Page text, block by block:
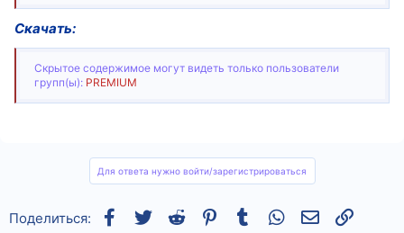
Скачать:
Скрытое содержимое могут видеть только пользователи
групп(ы): PREMIUM
Для ответа нужно войти/зарегистрироваться
Поделиться: Facebook
TwitterReddit Pinterest
Tumblr WhatsAppСсылка